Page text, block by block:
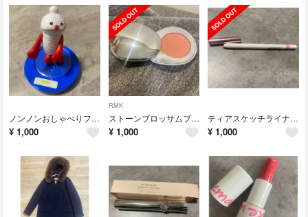
ノンノンおしゃべりフィギュアA賞
¥ 1,000
RMK
ストーンブロッサムブラッシュ02
¥ 1,000
ティアスケッチライナー101
¥ 1,000